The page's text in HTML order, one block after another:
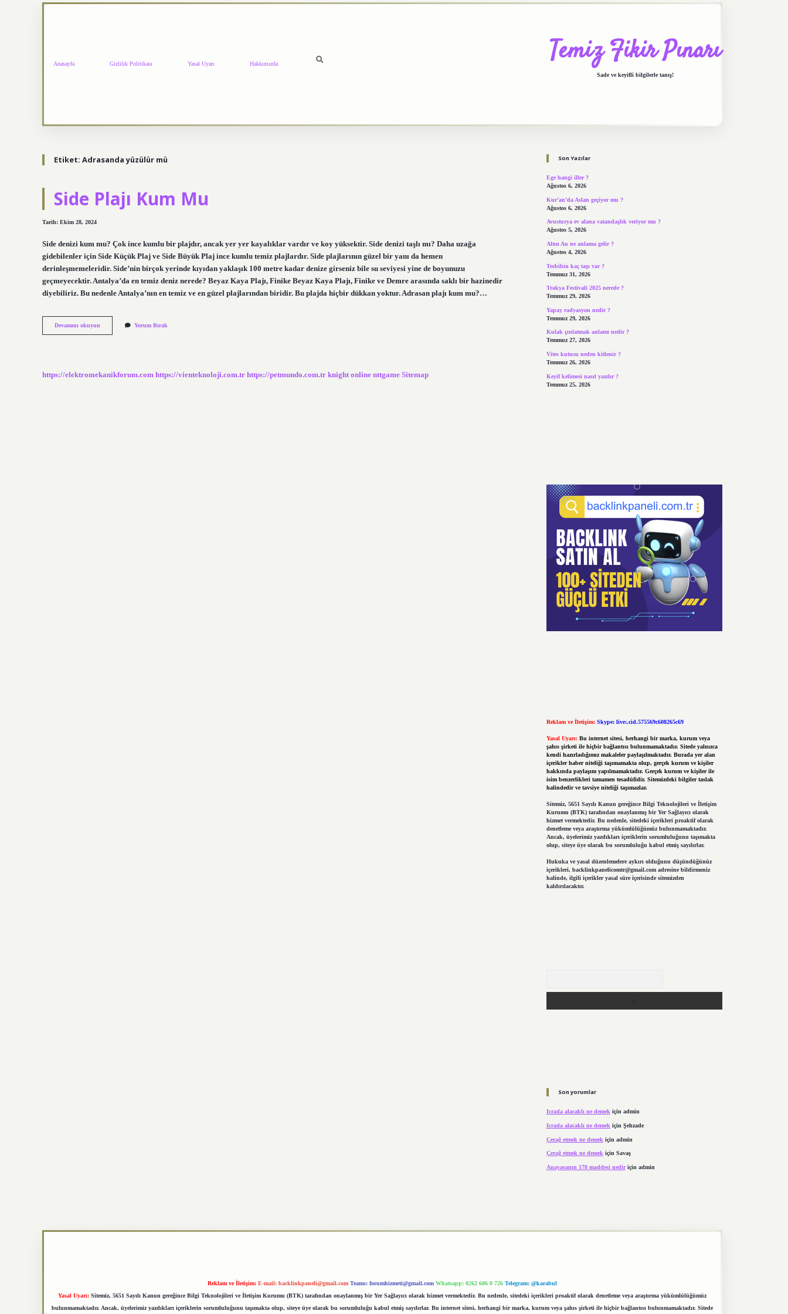
Anasayfa Gizlilik Politikası Yasal Uyarı Hakkımızda Temiz Fikir Pınarı
Sade ve keyifli bilgilerle tanış!
Etiket: Adrasanda yüzülür mü
Side Plajı Kum Mu
Tarih: Ekim 28, 2024
Side denizi kum mu? Çok ince kumlu bir plajdır, ancak yer yer kayalıklar vardır ve koy yüksektir. Side denizi taşlı mı? Daha uzağa
gidebilenler için Side Küçük Plaj ve Side Büyük Plaj ince kumlu temiz plajlardır. Side plajlarının güzel bir yanı da hemen
derinleşmemeleridir. Side’nin birçok yerinde kıyıdan yaklaşık 100 metre kadar denize girseniz bile su seviyesi yine de boyunuzu
geçmeyecektir. Antalya’da en temiz deniz nerede? Beyaz Kaya Plajı, Finike Beyaz Kaya Plajı, Finike ve Demre arasında saklı bir hazinedir
diyebiliriz. Bu nedenle Antalya’nın en temiz ve en güzel plajlarından biridir. Bu plajda hiçbir dükkan yoktur. Adrasan plajı kum mu?…
Devamını okuyun
Plajı
Yorum Bırak
https://elektromekanikforum.com https://vienteknoloji.com.tr https://petmundo.com.tr knight online nttgame Sitemap
Son Yazılar
Ege hangi iller ?
Ağustos 6, 2026
Kur’an’da Aslan geçiyor mu ?
Ağustos 6, 2026
Avusturya ev alana vatandaşlık veriyor mu ?
Ağustos 5, 2026
Altın Au ne anlama gelir ?
Ağustos 4, 2026
Tesbihin kaç taşı var ?
Temmuz 31, 2026
Trakya Festivali 2025 nerede ?
Temmuz 29, 2026
Yapay radyasyon nedir ?
Temmuz 29, 2026
Kulak çınlatmak anlamı nedir ?
Temmuz 27, 2026
Vites kutusu neden kitlenir ?
Temmuz 26, 2026
Keyif kelimesi nasıl yazılır ?
Temmuz 25, 2026
Reklam ve İletişim: Skype: live:.cid.575569c608265c69
Yasal Uyarı: Bu internet sitesi, herhangi bir marka, kurum veya
şahıs şirketi ile hiçbir bağlantısı bulunmamaktadır. Sitede yalnızca
kendi hazırladığımız makaleler paylaşılmaktadır. Burada yer alan
içerikler haber niteliği taşımamakta olup, gerçek kurum ve kişiler
hakkında paylaşım yapılmamaktadır. Gerçek kurum ve kişiler ile
isim benzerlikleri tamamen tesadüfidir. Sitemizdeki bilgiler taslak
halindedir ve tavsiye niteliği taşımazlar.
Sitemiz, 5651 Sayılı Kanun gereğince Bilgi Teknolojileri ve İletişim
Kurumu (BTK) tarafından onaylanmış bir Yer Sağlayıcı olarak
hizmet vermektedir. Bu nedenle, sitedeki içerikleri proaktif olarak
denetleme veya araştırma yükümlülüğümüz bulunmamaktadır.
Ancak, üyelerimiz yazdıkları içeriklerin sorumluluğunu taşımakta
olup, siteye üye olarak bu sorumluluğu kabul etmiş sayılırlar.
Hukuka ve yasal düzenlemelere aykırı olduğunu düşündüğünüz
içerikleri, backlinkpanelicomtr@gmail.comadresine bildirmeniz
halinde, ilgili içerikler yasal süre içerisinde sitemizden
kaldırılacaktır.
Son yorumlar
Icrada alacaklı ne demekiçin admin
Icrada alacaklı ne demek için Şehzade
Çerağ etmek ne demek için admin
Çerağ etmek ne demek için Savaş
Anayasanın 178 maddesi nediriçin admin
Reklam ve İletişim: E-mail: backlinkpaneli@gmail.com Teams: forumhizmeti@gmail.com Whatsapp: 0262 606 0 726 Telegram: @karabul
Yasal Uyarı: Sitemiz, 5651 Sayılı Kanun gereğince Bilgi Teknolojileri ve İletişim Kurumu (BTK) tarafından onaylanmış bir Yer Sağlayıcı olarak hizmet vermektedir. Bu nedenle, sitedeki içerikleri proaktif olarak denetleme veya araştırma yükümlülüğümüz
bulunmamaktadır. Ancak, üyelerimiz yazdıkları içeriklerin sorumluluğunu taşımakta olup, siteye üye olarak bu sorumluluğu kabul etmiş sayılırlar. Bu internet sitesi, herhangi bir marka, kurum veya şahıs şirketi ile hiçbir bağlantısı bulunmamaktadır. Sitede